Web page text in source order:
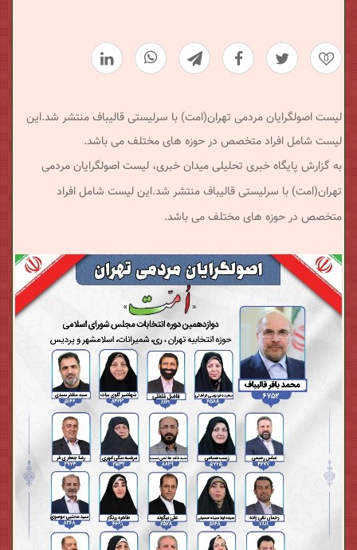
0
لیست اصولگرایان مردمی تهران(امت) با سرلیستی قالیباف منتشر شد.این
لیست شامل افراد متخصص در حوزه های مختلف می باشد.
به گزارش پایگاه خبری تحلیلی میدان خبری، لیست اصولگرایان مردمی
تهران(امت) با سرلیستی قالیباف منتشر شد.این لیست شامل افراد
متخصص در حوزه های مختلف می باشد.